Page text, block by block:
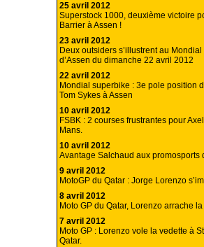
25 avril 2012
Superstock 1000, deuxième victoire
Barrier à Assen !
23 avril 2012
Deux outsiders s’illustrent au
d’Assen du dimanche 22 avril 2012
22 avril 2012
Mondial superbike : 3e pole position
Tom Sykes à Assen
10 avril 2012
FSBK : 2 courses frustrantes pour
Mans.
10 avril 2012
Avantage Salchaud aux promosports
9 avril 2012
MotoGP du Qatar : Jorge Lorenzo
8 avril 2012
Moto GP du Qatar, Lorenzo arrache
7 avril 2012
Moto GP : Lorenzo vole la vedette à
Qatar.